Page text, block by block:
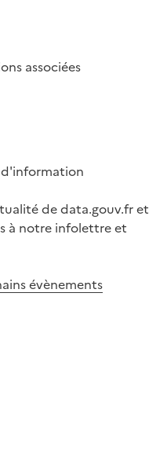
associées
de data.gouv.fr et
à notre infolettre et
évènements